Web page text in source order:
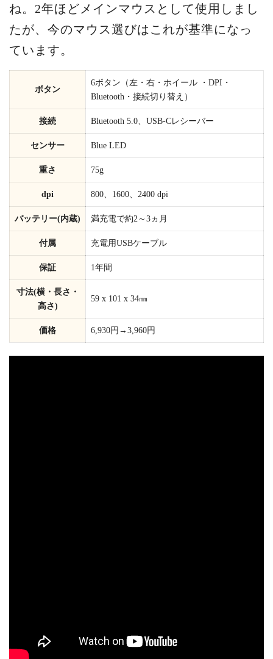
ね。2年ほどメインマウスとして使用しまし
たが、今のマウス選びはこれが基準になっ
ています。
ボタン
6ボタン（左・右・ホイール ・DPI・
Bluetooth・接続切り替え）
接続 Bluetooth 5.0、USB-Cレシーバー
センサー Blue LED
重さ 75g
dpi 800、1600、2400 dpi
バッテリー(内蔵) 満充電で約2～3ヵ月
付属 充電用USBケーブル
保証 1年間
寸法(横・長さ・
高さ)
59 x 101 x 34㎜
価格 6,930円→3,960円